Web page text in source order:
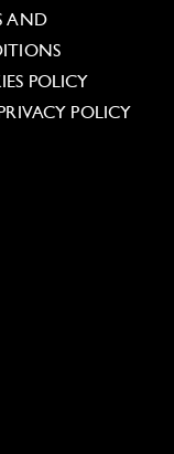
AND
POLICY
POLICY